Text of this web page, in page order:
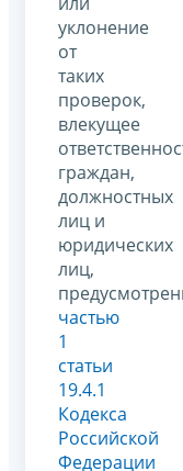
уклонение
от
таких
проверок,
влекущее
граждан,
должностных
лиц и
юридических
лиц,
частью
1
статьи
19.4.1
Кодекса
Российской
Федерации